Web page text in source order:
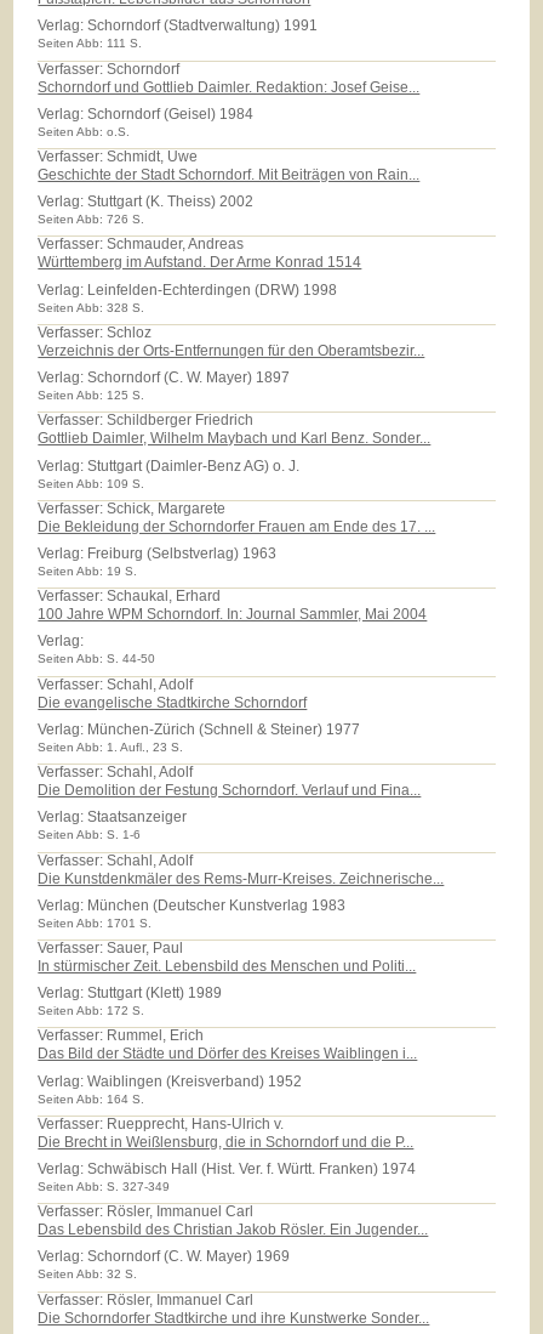
Verlag:Schorndorf (Stadtverwaltung) 1991
Seiten Abb: 111 S.
Verfasser: Schorndorf
Schorndorf und Gottlieb Daimler. Redaktion: Josef Geise...
Verlag:Schorndorf (Geisel) 1984
Seiten Abb: o.S.
Verfasser: Schmidt, Uwe
Geschichte der Stadt Schorndorf. Mit Beiträgen von Rain...
Verlag:Stuttgart (K. Theiss) 2002
Seiten Abb: 726 S.
Verfasser: Schmauder, Andreas
Württemberg im Aufstand. Der Arme Konrad 1514
Verlag: Leinfelden-Echterdingen (DRW) 1998
Seiten Abb: 328 S.
Verfasser: Schloz
Verzeichnis der Orts-Entfernungen für den Oberamtsbezir...
Verlag:Schorndorf (C. W. Mayer) 1897
Seiten Abb: 125 S.
Verfasser: Schildberger Friedrich
Gottlieb Daimler, Wilhelm Maybach und Karl Benz. Sonder...
Verlag:Stuttgart (Daimler-Benz AG) o. J.
Seiten Abb: 109 S.
Verfasser: Schick, Margarete
Die Bekleidung der Schorndorfer Frauen am Ende des 17. ...
Verlag: Freiburg (Selbstverlag) 1963
Seiten Abb: 19 S.
Verfasser: Schaukal, Erhard
100 Jahre WPM Schorndorf. In: Journal Sammler, Mai 2004
Verlag:
Seiten Abb: S. 44-50
Verfasser: Schahl, Adolf
Die evangelische Stadtkirche Schorndorf
Verlag: München-Zürich (Schnell & Steiner) 1977
Seiten Abb: 1. Aufl., 23 S.
Verfasser: Schahl, Adolf
Die Demolition der Festung Schorndorf. Verlauf und Fina...
Verlag:Staatsanzeiger
Seiten Abb: S. 1-6
Verfasser: Schahl, Adolf
Die Kunstdenkmäler des Rems-Murr-Kreises. Zeichnerische...
Verlag: München (Deutscher Kunstverlag 1983
Seiten Abb: 1701 S.
Verfasser: Sauer, Paul
In stürmischer Zeit. Lebensbild des Menschen und Politi...
Verlag:Stuttgart (Klett) 1989
Seiten Abb: 172 S.
Verfasser: Rummel, Erich
Das Bild der Städte und Dörfer des Kreises Waiblingen i...
Verlag:Waiblingen (Kreisverband) 1952
Seiten Abb: 164 S.
Verfasser: Ruepprecht, Hans-Ulrich v.
Die Brecht in Weißlensburg, die in Schorndorf und die P...
Verlag:Schwäbisch Hall (Hist. Ver. f. Württ. Franken) 1974
Seiten Abb: S. 327-349
Verfasser: Rösler, Immanuel Carl
Das Lebensbild des Christian Jakob Rösler. Ein Jugender...
Verlag:Schorndorf (C. W. Mayer) 1969
Seiten Abb: 32 S.
Verfasser: Rösler, Immanuel Carl
Die Schorndorfer Stadtkirche und ihre Kunstwerke Sonder...